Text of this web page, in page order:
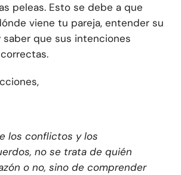
peleas. Esto se debe a que
viene tu pareja, entender su
que sus intenciones
los conflictos y los
no se trata de quién
o no, sino de comprender